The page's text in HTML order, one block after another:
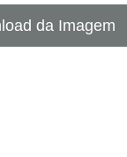
da Imagem